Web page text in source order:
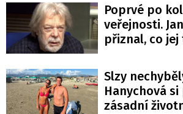
Poprvé po
veřejnosti.
přiznal, co
Slzy
Hanychová
zásadní